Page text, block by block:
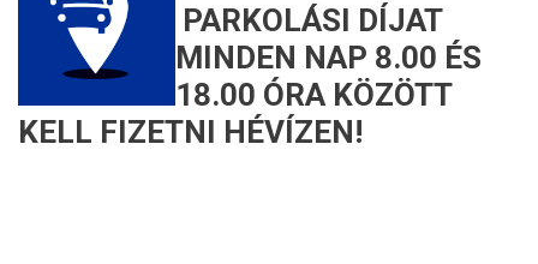
PARKOLÁSI DÍJAT
MINDEN NAP 8.00 ÉS
18.00 ÓRA KÖZÖTT
KELL FIZETNI HÉVÍZEN!